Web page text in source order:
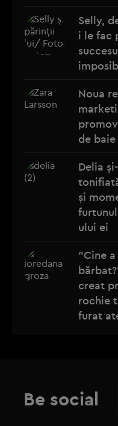
Selly,
i le fac
Noua
de
Delia
și
ului ei
"Cine a
creat
rochie
furat
Be social